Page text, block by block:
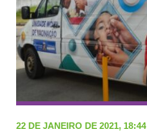
22 DE JANEIRO DE 2021, 18:44